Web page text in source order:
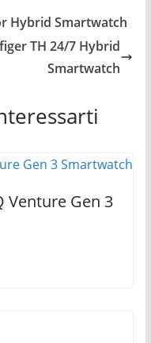
Hybrid Smartwatch
TH 24/7 Hybrid
Smartwatch
Venture Gen 3